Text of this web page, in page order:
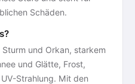
Schäden.
und Orkan, starkem
und Glätte, Frost,
Strahlung. Mit den